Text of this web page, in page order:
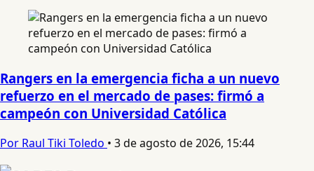
Rangers en la emergencia ficha a un nuevo
refuerzo en el mercado de pases: firmó a
campeón con Universidad Católica
Por Raul Tiki Toledo • 3 de agosto de 2026, 15:44